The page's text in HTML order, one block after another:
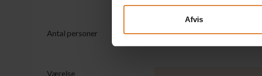
Afvis
Antal personer
Værelse